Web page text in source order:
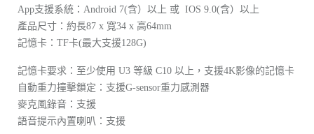
App支援系統：Android 7(含）以上 或 IOS 9.0(含）以上
產品尺寸：約長87 x 寬34 x 高64mm
記憶卡：TF卡(最大支援128G)
記憶卡要求：至少使用 U3 等級 C10 以上，支援4K影像的記憶卡
自動重力撞擊鎖定：支援G-sensor重力感測器
麥克風錄音：支援
語音提示內置喇叭：支援